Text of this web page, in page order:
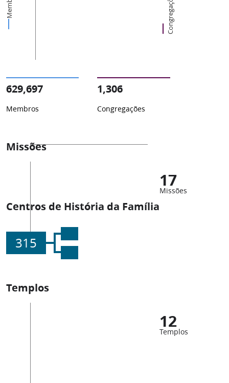
Congregações
629,697
Membros
1,306
Congregações
Missões
17
Missões
Centros de História da Família
315
Templos
12
Templos